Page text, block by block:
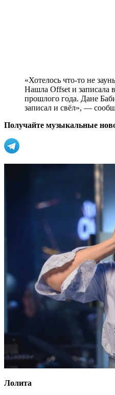
«Хотелось что-то не
Нашла Offset и записала
прошлого года. Дане
записал и свёл», —
Получайте музыкальные
Лолита